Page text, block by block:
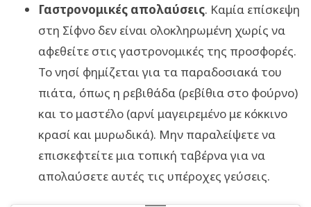
Γαστρονομικές απολαύσεις. Καμία επίσκεψη
στη Σίφνο δεν είναι ολοκληρωμένη χωρίς να
αφεθείτε στις γαστρονομικές της προσφορές.
Το νησί φημίζεται για τα παραδοσιακά του
πιάτα, όπως η ρεβιθάδα (ρεβίθια στο φούρνο)
και το μαστέλο (αρνί μαγειρεμένο με κόκκινο
κρασί και μυρωδικά). Μην παραλείψετε να
επισκεφτείτε μια τοπική ταβέρνα για να
απολαύσετε αυτές τις υπέροχες γεύσεις.